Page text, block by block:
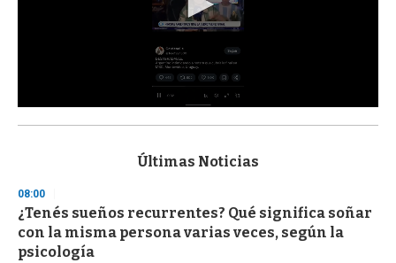
s
d
s
o
f
3
Últimas Noticias
08:00
¿Tenés sueños recurrentes? Qué significa soñar
con la misma persona varias veces, según la
psicología